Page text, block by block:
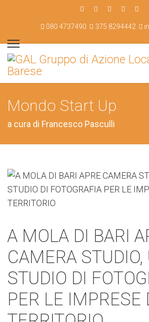
080 4737490 375 8294442
Mondo Start Up
a cura di Francesco Pasculli
A MOLA DI BARI
CAMERA STUDIO,
STUDIO DI
PER LE IMPRESE